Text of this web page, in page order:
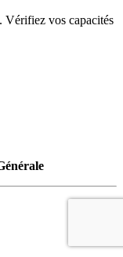
Vérifiez vos capacités